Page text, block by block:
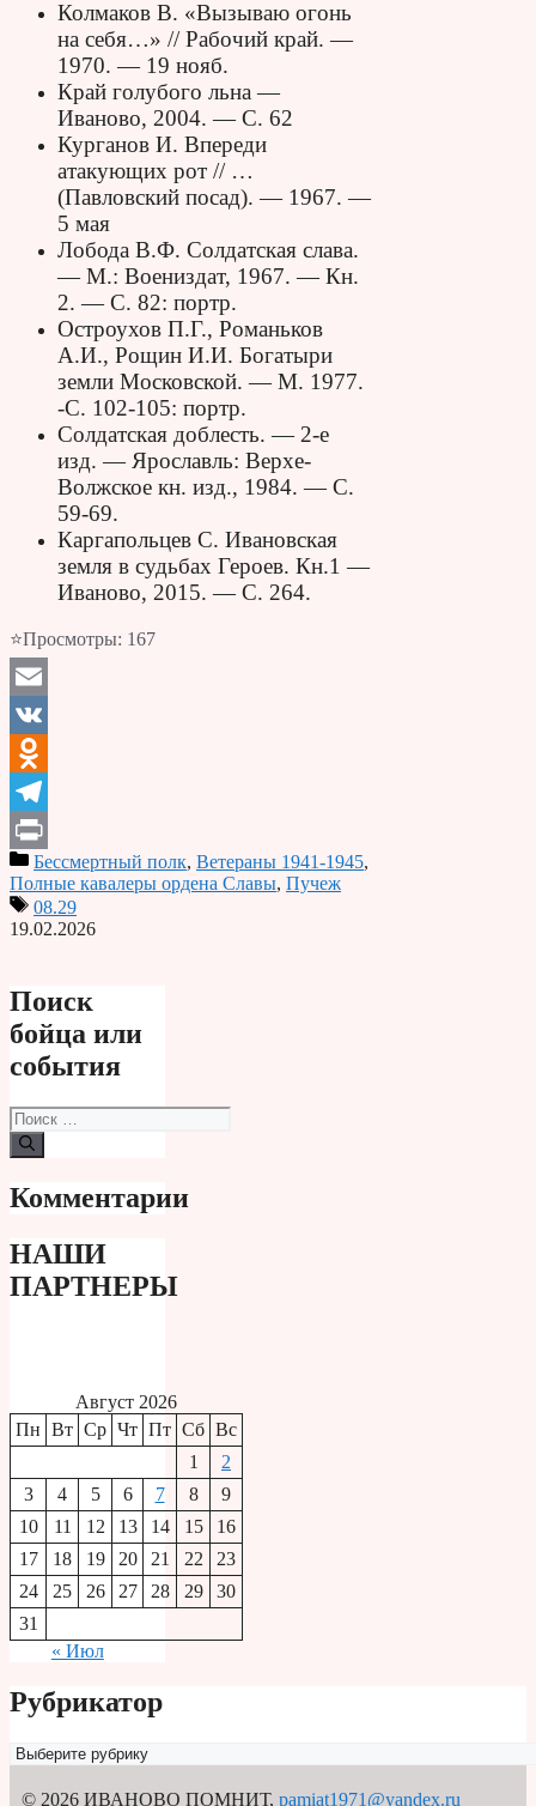
Колмаков В. «Вызываю огонь
на себя…» // Рабочий край. —
1970. — 19 нояб.
Край голубого льна —
Иваново, 2004. — С. 62
Курганов И. Впереди
атакующих рот // …
(Павловский посад). — 1967. —
5 мая
Лобода В.Ф. Солдатская слава.
— М.: Воениздат, 1967. — Кн.
2. — С. 82: портр.
Остроухов П.Г., Романьков
А.И., Рощин И.И. Богатыри
земли Московской. — М. 1977.
-С. 102-105: портр.
Солдатская доблесть. — 2-е
изд. — Ярославль: Верхе-
Волжское кн. изд., 1984. — С.
59-69.
Каргапольцев С. Ивановская
земля в судьбах Героев. Кн.1 —
Иваново, 2015. — С. 264.
⭐Просмотры: 167
Email
VK
Odnoklassniki
Telegram
PrintБессмертный полк, Ветераны 1941-1945,
Полные кавалеры ордена Славы, Пучеж
08.29
19.02.2026
Поиск
бойца или
события
Поиск:
Комментарии
НАШИ
ПАРТНЕРЫ
Август 2026
Пн Вт Ср Чт Пт Сб Вс
1
2
3
4 5 6 7 8
9
10
11 12 13 14 15
16
17
18 19 20 21 22
23
24
25 26 27 28 29
30
31
« Июл
Рубрикатор
Рубрикатор
© 2026 ИВАНОВО ПОМНИТ, pamiat1971@yandex.ru